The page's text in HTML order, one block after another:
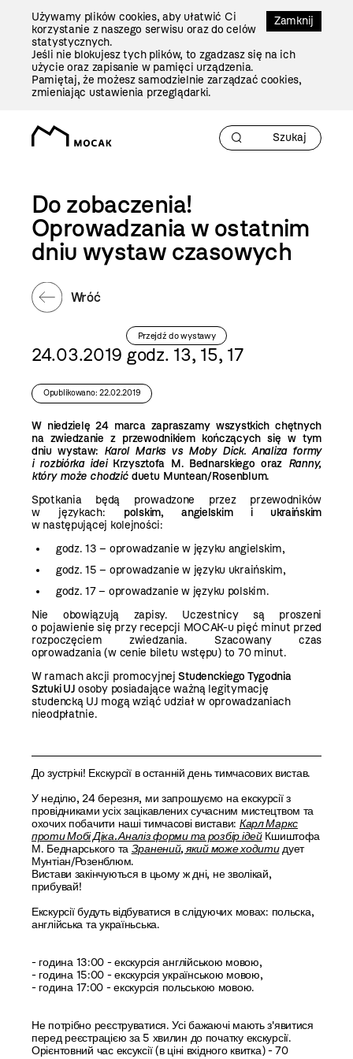
Zamknij
Używamy plików cookies, aby ułatwić Ci
korzystanie z naszego serwisu oraz do celów
statystycznych.
Jeśli nie blokujesz tych plików, to zgadzasz się na ich
użycie oraz zapisanie w pamięci urządzenia.
Pamiętaj, że możesz samodzielnie zarządzać cookies,
zmieniając ustawienia przeglądarki.
Do zobaczenia!
Oprowadzania w ostatnim
dniu wystaw czasowych
Wróć
Przejdź do wystawy
24.03.2019 godz. 13, 15, 17
Opublikowano: 22.02.2019
W niedzielę 24 marca zapraszamy wszystkich chętnych
na zwiedzanie z przewodnikiem kończących się w tym
dniu wystaw: Karol Marks vs Moby Dick. Analiza formy
i rozbiórka ideiKrzysztofa M. Bednarskiego oraz Ranny,
który może chodzić duetu Muntean/Rosenblum.
Spotkania będą prowadzone przez przewodników
w językach: polskim, angielskim i ukraińskim
w następującej kolejności:
godz. 13 – oprowadzanie w języku angielskim,
godz. 15 – oprowadzanie w języku ukraińskim,
godz. 17 – oprowadzanie w języku polskim.
Nie obowiązują zapisy. Uczestnicy są proszeni
o pojawienie się przy recepcji MOCAK-u pięć minut przed
rozpoczęciem zwiedzania. Szacowany czas
oprowadzania (w cenie biletu wstępu) to 70 minut.
W ramach akcji promocyjnejStudenckiego Tygodnia
Sztuki UJ osoby posiadające ważną legitymację
studencką UJ mogą wziąć udział w oprowadzaniach
nieodpłatnie.
До зустрічі! Екскурсії в останній день тимчасових вистав.
У неділю, 24 березня, ми запрошуємо на екскурсіїз
провідниками усіх зацікавлених сучасним мистецтвом та
охочих побачити наші тимчасові вистави: Карл Маркс
проти Мобі Діка.Аналіз форми та розбір ідейКшиштофа
М. Беднарського та Зранений, який може ходитидует
Мунтіан/Розенблюм.
Вистави закінчуються в цьому ж дні, не зволікай,
прибувай!
Екскурсії будуть відбуватися в слідуючих мовах: польска,
англійська та україньська.
- година 13:00 - екскурсія англійською мовою,
- година 15:00 - екскурсія українською мовою,
- година 17:00 - екскурсія польською мовою.
Не потрібно реєструватися. Усі бажаючі мають з'явитися
перед реєстрацією за 5 хвилин до початку екскурсії.
Орієнтовний час ексуксії (в ціні вхідного квитка) - 70